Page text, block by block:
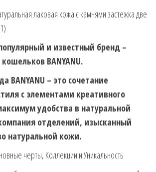
лаковая кожа с камнями застежка две
и известный бренд –
BANYANU.
BANYANU – это сочетание
с элементами креативного
удобства в натуральной
отделений, изысканный
натуральной кожи.
черты, Коллекции и Уникальность